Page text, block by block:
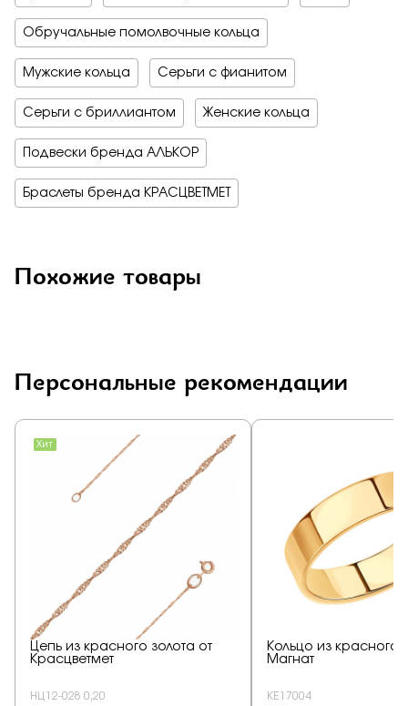
Обручальные помолвочные кольца
Мужские кольца Серьги с фианитом
Серьги с бриллиантом Женские кольца
Подвески бренда АЛЬКОР
Браслеты бренда КРАСЦВЕТМЕТ
Похожие товары
Персональные рекомендации